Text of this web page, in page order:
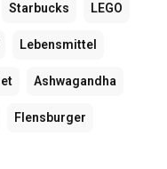
Starbucks LEGO
Lebensmittel
Ashwagandha
Flensburger